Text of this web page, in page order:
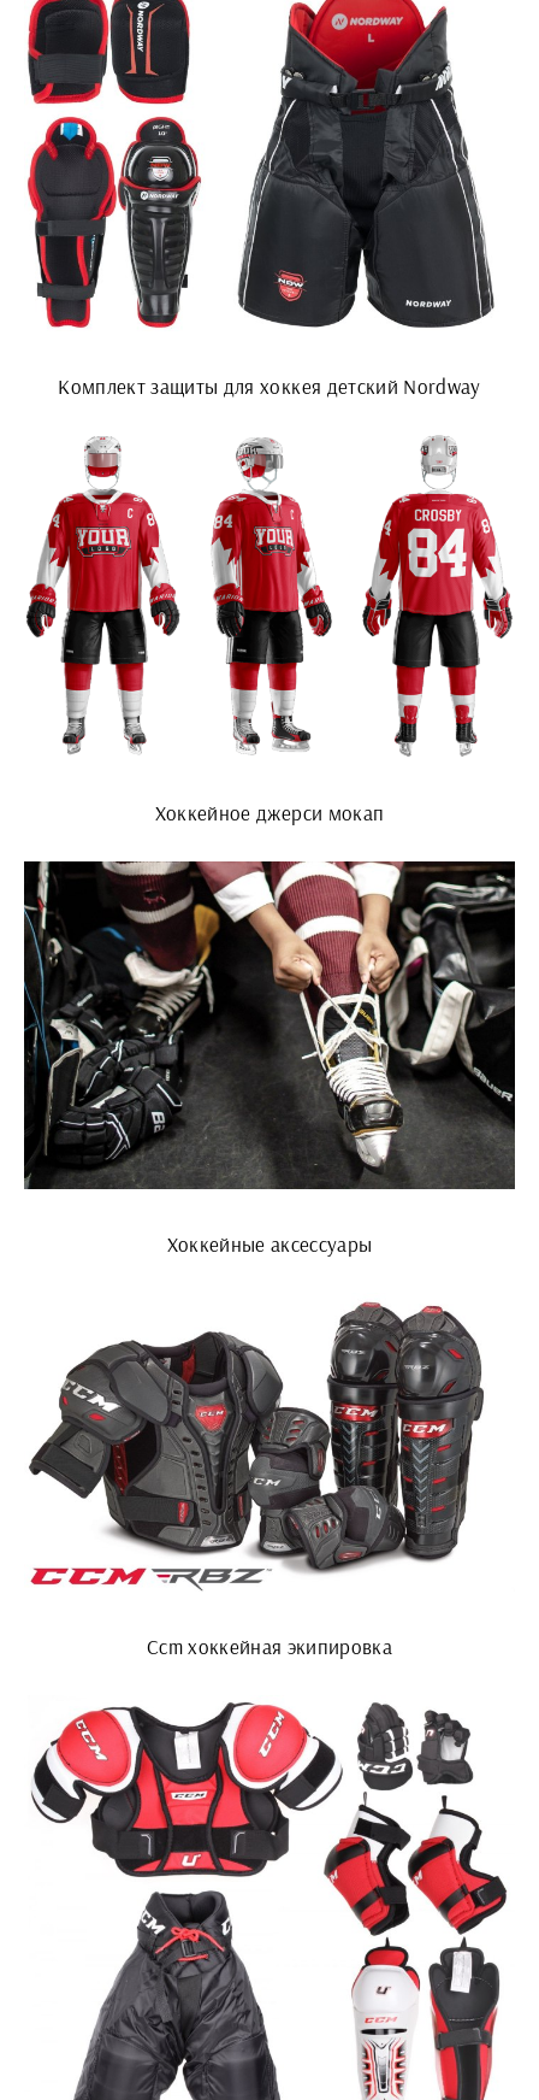
Комплект защиты для хоккея детский Nordway
Хоккейное джерси мокап
Хоккейные аксессуары
Ccm хоккейная экипировка